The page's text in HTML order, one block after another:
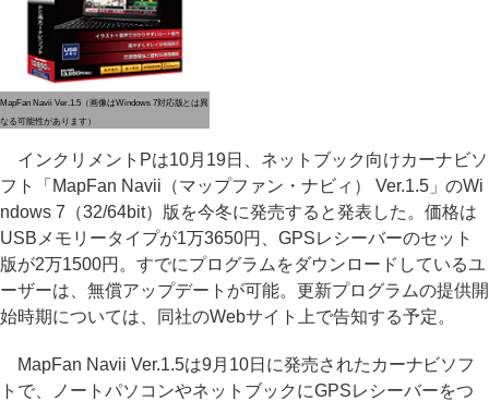
MapFan Navii Ver.1.5（画像はWindows 7対応版とは異
なる可能性があります）
インクリメントPは10月19日、ネットブック向けカーナビソ
フト「MapFan Navii（マップファン・ナビィ） Ver.1.5」のWi
ndows 7（32/64bit）版を今冬に発売すると発表した。価格は
USBメモリータイプが1万3650円、GPSレシーバーのセット
版が2万1500円。すでにプログラムをダウンロードしているユ
ーザーは、無償アップデートが可能。更新プログラムの提供開
始時期については、同社のWebサイト上で告知する予定。
MapFan Navii Ver.1.5は9月10日に発売されたカーナビソフ
トで、ノートパソコンやネットブックにGPSレシーバーをつ